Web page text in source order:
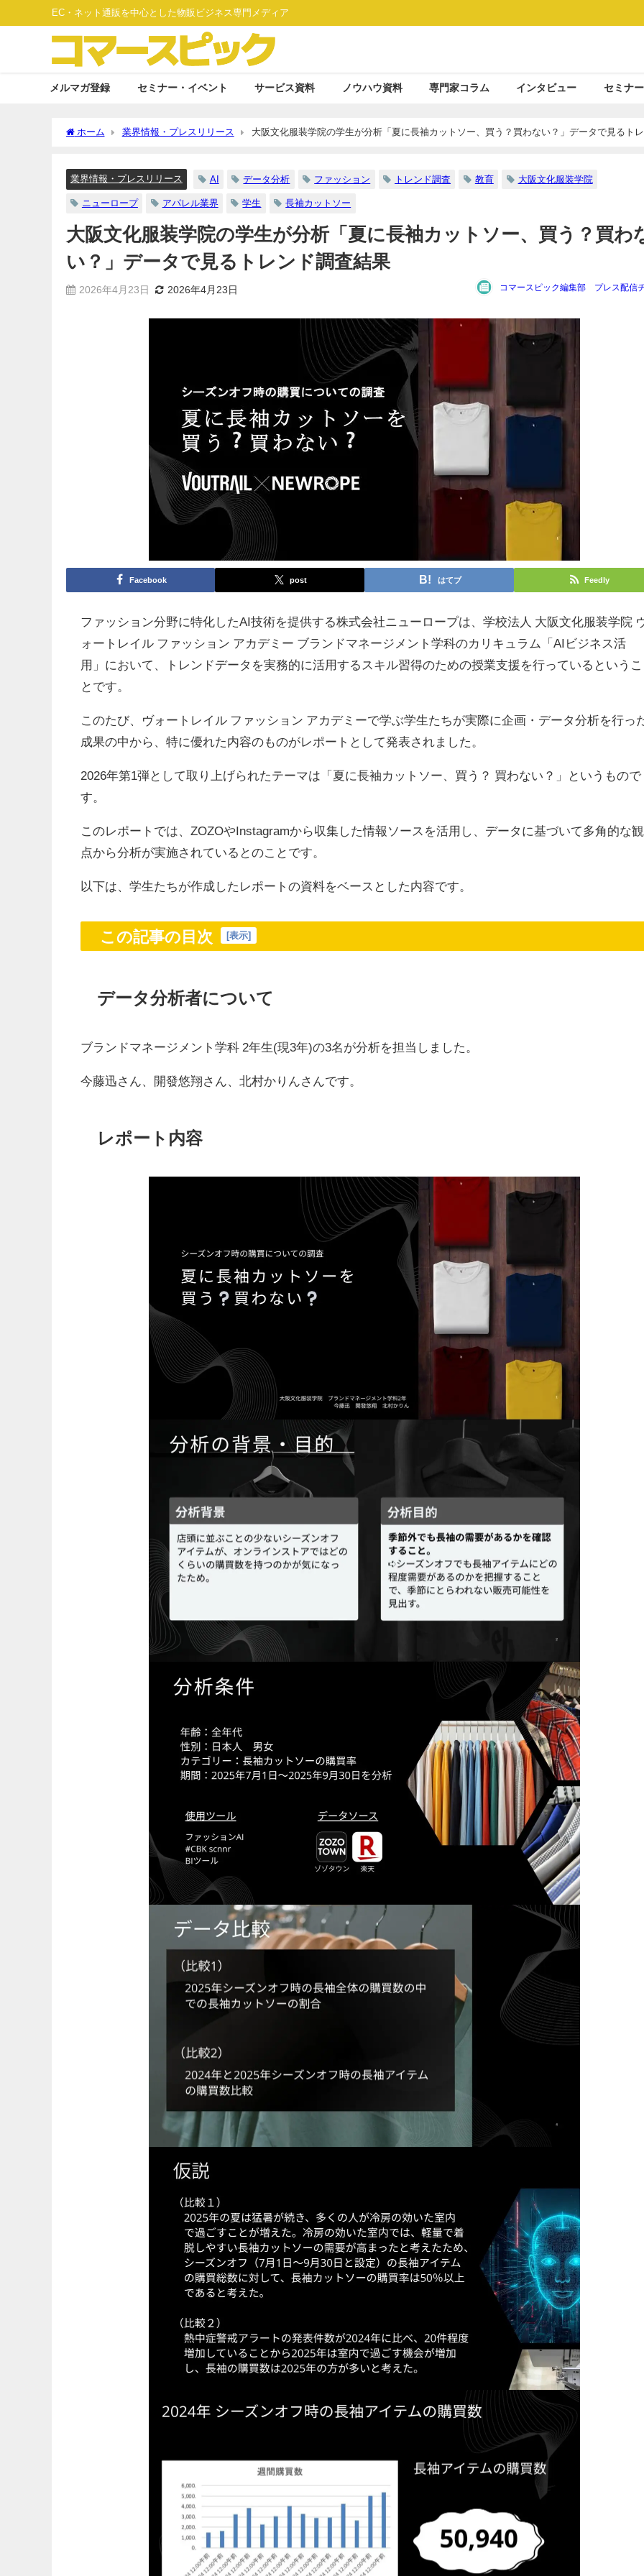
EC・ネット通販を中心とした物販ビジネス専門メディア
メルマガ登録 セミナー・イベント サービス資料 ノウハウ資料 専門家コラム インタビュー セミナ
ホーム 業界情報・プレスリリース
大阪文化服装学院の学生が分析「夏に長袖カットソー、買う？買わない？」データで見るト
業界情報・プレスリリース AI データ分析 ファッション トレンド調査 教育 大阪文化服装学院
ニューロープ アパレル業界 学生 長袖カットソー
大阪文化服装学院の学生が分析「夏に長袖カットソー、買う？買わ
い？」データで見るトレンド調査結果
2026年4月23日 2026年4月23日 コマースピック編集部 プレス配信
Facebook post はてブ Feedly
ファッション分野に特化したAI技術を提供する株式会社ニューロープは、学校法人 大阪文化服装学院
ォートレイル ファッション アカデミー ブランドマネージメント学科のカリキュラム「AIビジネス活
用」において、トレンドデータを実務的に活用するスキル習得のための授業支援を行っているというこ
とです。
このたび、ヴォートレイル ファッション アカデミーで学ぶ学生たちが実際に企画・データ分析を行っ
成果の中から、特に優れた内容のものがレポートとして発表されました。
2026年第1弾として取り上げられたテーマは「夏に長袖カットソー、買う？ 買わない？」というもので
す。
このレポートでは、ZOZOやInstagramから収集した情報ソースを活用し、データに基づいて多角的な観
点から分析が実施されているとのことです。
以下は、学生たちが作成したレポートの資料をベースとした内容です。
この記事の目次 [表示]
データ分析者について
ブランドマネージメント学科 2年生(現3年)の3名が分析を担当しました。
今藤迅さん、開發悠翔さん、北村かりんさんです。
レポート内容